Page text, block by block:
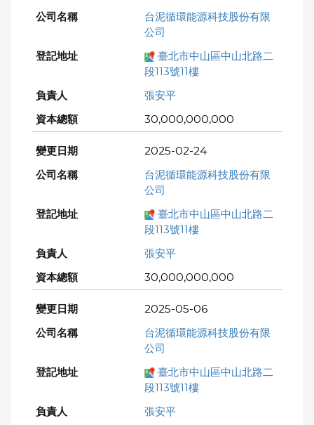
台泥循環能源科技股份有限
公司
臺北市中山區中山北路二
段113號11樓
張安平
30,000,000,000
2025-02-24
台泥循環能源科技股份有限
公司
臺北市中山區中山北路二
段113號11樓
張安平
30,000,000,000
2025-05-06
台泥循環能源科技股份有限
公司
臺北市中山區中山北路二
段113號11樓
張安平